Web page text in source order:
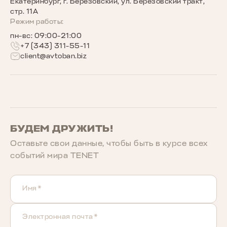
Беговое сообщество TENET
БУДЕМ ДРУЖИТЬ!
Оставьте свои данные, чтобы быть в курcе всех
событий мира TENET
Имя*
Электронная почта*
стр. 11А
Режим работы:
пн-вс: 09:00-21:00
+7 (343) 311-55-11
client@avtoban.biz